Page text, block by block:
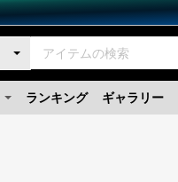
ランキング ギャラリー